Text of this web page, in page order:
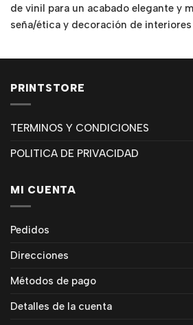
de vinil para un acabado elegante y
seña/ética y decoración de interiores
PRINTSTORE
TERMINOS Y CONDICIONES
POLITICA DE PRIVACIDAD
MI CUENTA
Pedidos
Direcciones
Métodos de pago
Detalles de la cuenta